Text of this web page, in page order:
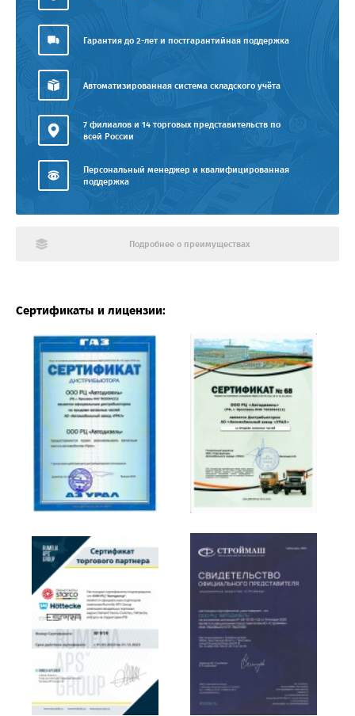
Гарантия до 2-лет и постгарантийная поддержка
Автоматизированная система складского учёта
7 филиалов и 14 торговых представительств по
всей России
Персональный менеджер и квалифицированная
поддержка
Подробнее о преимуществах
Сертификаты и лицензии: